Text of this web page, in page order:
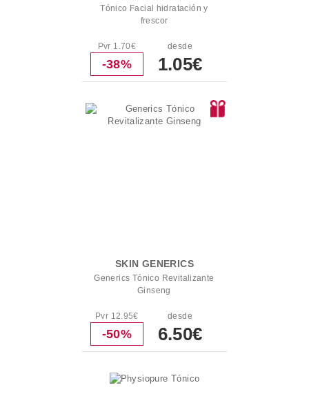
Tónico Facial hidratación y
frescor
Pvr 1.70€
-38%
desde
1.05€
SKIN GENERICS
Generics Tónico Revitalizante
Ginseng
Pvr 12.95€
-50%
desde
6.50€